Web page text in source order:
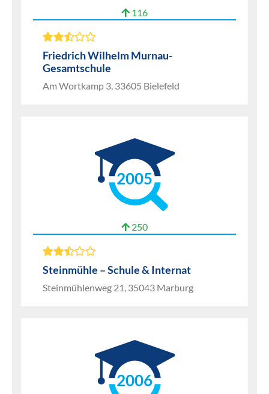
116
Friedrich Wilhelm Murnau-
Gesamtschule
Am Wortkamp 3, 33605 Bielefeld
2005
250
Steinmühle – Schule & Internat
Steinmühlenweg 21, 35043 Marburg
2006